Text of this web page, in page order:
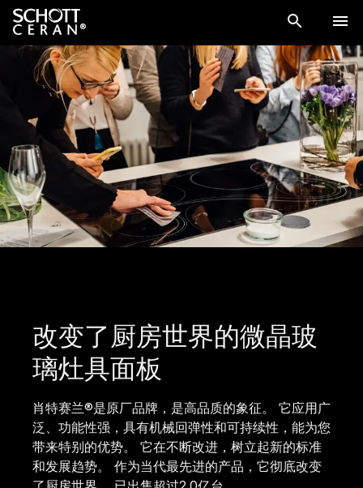
改变了厨房世界的微晶玻
璃灶具面板
肖特赛兰®是原厂品牌，是高品质的象征。 它应用广
泛、功能性强，具有机械回弹性和可持续性，能为您
带来特别的优势。 它在不断改进，树立起新的标准
和发展趋势。 作为当代最先进的产品，它彻底改变